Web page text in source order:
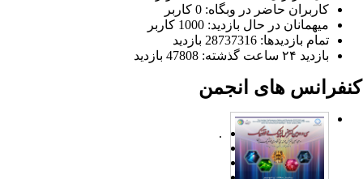
کاربران حاضر در وبگاه: 0 کاربر
میهمانان در حال بازدید: 1000 کاربر
تمام بازدید‌ها: 28737316 بازدید
بازدید ۲۴ ساعت گذشته: 47808 بازدید
های انجمن
.